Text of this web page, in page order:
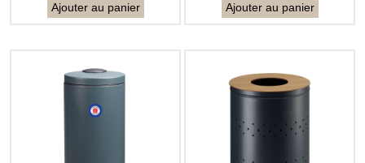
Ajouter au panier Ajouter au panier